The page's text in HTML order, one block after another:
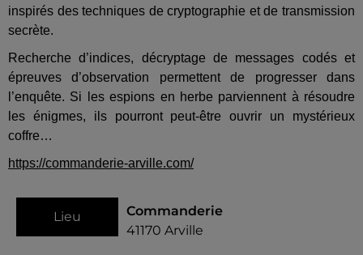
inspirés des techniques de cryptographie et de transmission
secrète.
Recherche d’indices, décryptage de messages codés et
épreuves d’observation permettent de progresser dans
l’enquête. Si les espions en herbe parviennent à résoudre
les énigmes, ils pourront peut-être ouvrir un mystérieux
coffre…
https://commanderie-arville.com/
Lieu
Commanderie
41170 Arville